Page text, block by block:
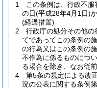
1
この条例は、行政不服
の日(平成28年4月1日)
(経過措置)
2
行政庁の処分その他
てであってこの条例の
の行為又はこの条例の
不作為に係るものにつ
る場合を除き、なお従
4
第5条の規定による改
況の公表に関する条例